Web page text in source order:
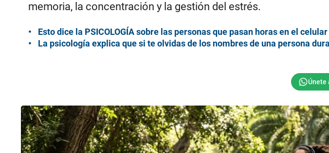
memoria, la concentración y la gestión del estrés.
Esto dice la PSICOLOGÍA sobre las personas que pasan horas en el
La psicología explica que si te olvidas de los nombres de una persona